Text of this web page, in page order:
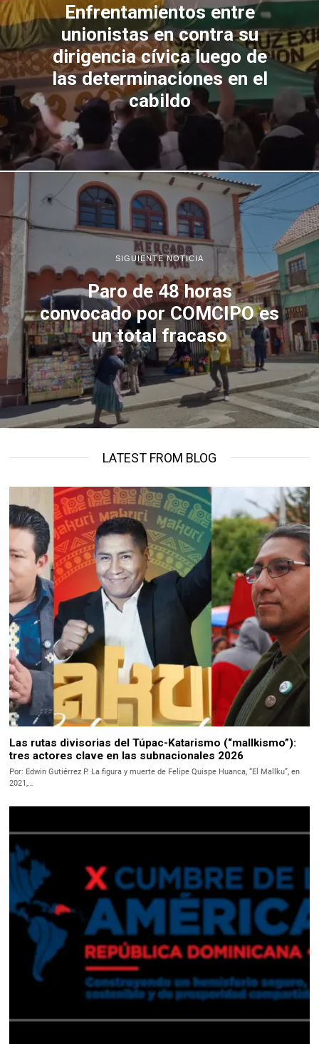
Enfrentamientos entre
unionistas en contra su
dirigencia cívica luego de
las determinaciones en el
cabildo
SIGUIENTE NOTICIA
Paro de 48 horas
convocado por COMCIPO es
un total fracaso
LATEST FROM BLOG
Las rutas divisorias del Túpac-Katarismo (“mallkismo”):
tres actores clave en las subnacionales 2026
Por: Edwin Gutiérrez P. La figura y muerte de Felipe Quispe Huanca, “El Mallku”, en
2021,…